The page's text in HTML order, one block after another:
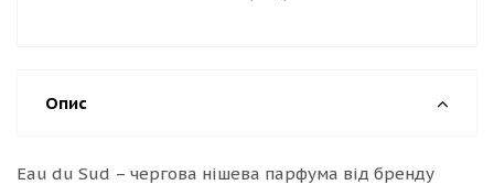
Опис
Eau du Sud – чергова нішева парфума від бренду